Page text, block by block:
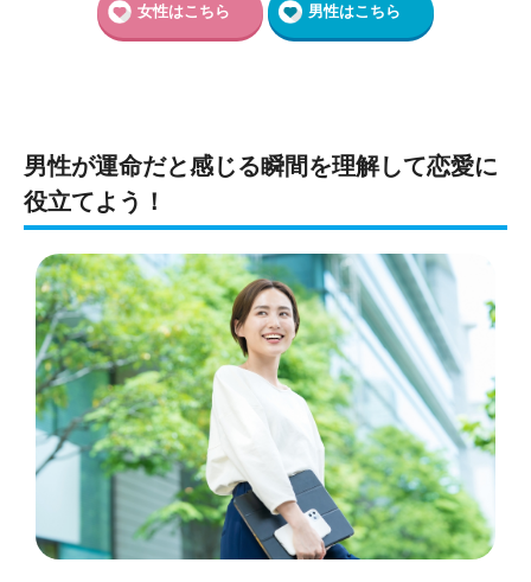
女性はこちら 男性はこちら
男性が運命だと感じる瞬間を理解して恋愛に
役立てよう！